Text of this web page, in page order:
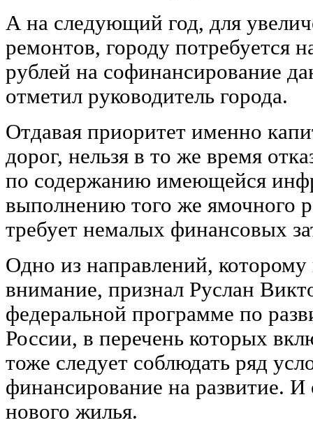
А на следующий год, для
ремонтов, городу потребуется
рублей на софинансирование
отметил руководитель города.
Отдавая приоритет именно
дорог, нельзя в то же время
по содержанию имеющейся
выполнению того же ямочного
требует немалых финансовых
Одно из направлений,
внимание, признал Руслан
федеральной программе по
России, в перечень которых
тоже следует соблюдать ряд
финансирование на развитие.
нового жилья.